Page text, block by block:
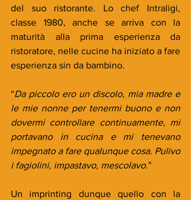
del suo ristorante. Lo chef Intraligi,
classe 1980, anche se arriva con la
maturità alla prima esperienza da
ristoratore, nelle cucine ha iniziato a fare
esperienza sin da bambino.
“Da piccolo ero un discolo, mia madre e
le mie nonne per tenermi buono e non
dovermi controllare continuamente, mi
portavano in cucina e mi tenevano
impegnato a fare qualunque cosa. Pulivo
i fagiolini, impastavo, mescolavo.”
Un imprinting dunque quello con la